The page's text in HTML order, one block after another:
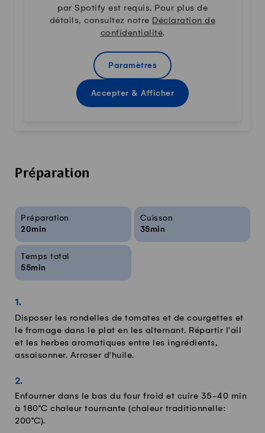
par Spotify est requis. Pour plus de
détails, consultez notre Déclaration de
confidentialité.
Paramètres
Accepter & Afficher
Préparation
Infos sur la recette
Préparation
20min
Cuisson
35min
Temps total
55min
Disposer les rondelles de tomates et de courgettes et
le fromage dans le plat en les alternant. Répartir l'ail
et les herbes aromatiques entre les ingrédients,
assaisonner. Arroser d'huile.
Enfourner dans le bas du four froid et cuire 35-40 min
à 180°C chaleur tournante (chaleur traditionnelle:
200°C).